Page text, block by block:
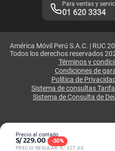
Precio al contado
S/229.00 -30%
PRECIO REGULAR: S/ 327.00
Para ventas y
01 620 3334
América Móvil Perú S.A.C. | RUC
Todos los derechos reservados
Términos y
Condiciones de
Política de Privacidad
Sistema de consultas
Sistema de Consulta de